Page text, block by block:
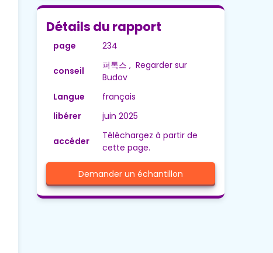
Détails du rapport
page 234
conseil
퍼톡스 , Regarder sur
Budov
Langue
français
libérer
juin 2025
accéder
Téléchargez à partir de
cette page.
Demander un échantillon